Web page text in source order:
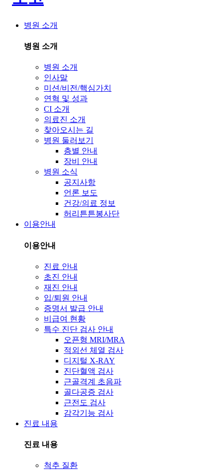
병원 소개
병원 소개
병원 소개
인사말
미션/비전/핵심가치
연혁 및 성과
CI 소개
의료진 소개
찾아오시는 길
병원 둘러보기
층별 안내
장비 안내
병원 소식
공지사항
언론 보도
건강/의료 정보
허리튼튼봉사단
이용안내
이용안내
진료 안내
초진 안내
재진 안내
입/퇴원 안내
증명서 발급 안내
비급여 현황
특수 진단 검사 안내
오픈형 MRI/MRA
적외선 체열 검사
디지털 X-RAY
진단혈액 검사
근골격계 초음파
골다공증 검사
근전도 검사
감각기능 검사
진료 내용
진료 내용
척추 질환